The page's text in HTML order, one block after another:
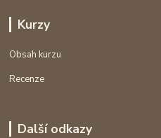
Kurzy
Obsah kurzu
Recenze
Další odkazy